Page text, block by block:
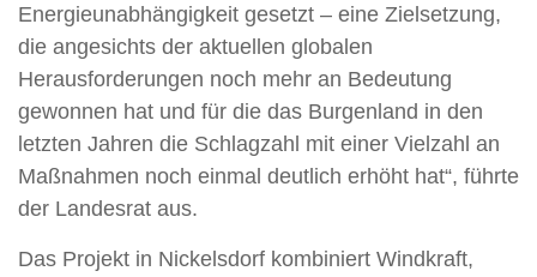
Energieunabhängigkeit gesetzt – eine Zielsetzung,
die angesichts der aktuellen globalen
Herausforderungen noch mehr an Bedeutung
gewonnen hat und für die das Burgenland in den
letzten Jahren die Schlagzahl mit einer Vielzahl an
Maßnahmen noch einmal deutlich erhöht hat“, führte
der Landesrat aus.
Das Projekt in Nickelsdorf kombiniert Windkraft,